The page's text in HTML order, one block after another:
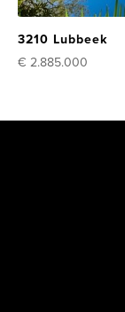
3210 Lubbeek
€ 2.885.000